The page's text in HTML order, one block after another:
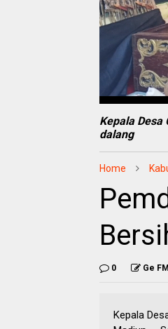
‎Kepala
dalang
Home
0 Ge
‎Kepala